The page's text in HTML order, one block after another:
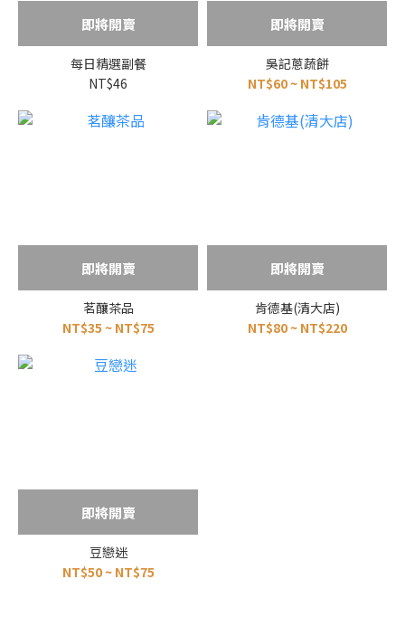
即將開賣
每日精選副餐
NT$46
即將開賣
吳記蔥蔬餅
NT$60 ~ NT$105
即將開賣
茗釀茶品
NT$35 ~ NT$75
即將開賣
肯德基(清大店)
NT$80 ~ NT$220
即將開賣
豆戀迷
NT$50 ~ NT$75